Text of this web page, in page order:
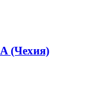
(Чехия)